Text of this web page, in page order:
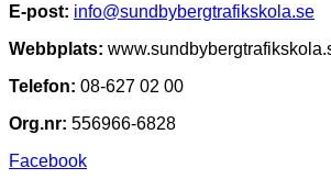
E-post: info@sundbybergtrafikskola.se
Webbplats:
Telefon: 08-627 02 00
Org.nr: 556966-6828
Facebook